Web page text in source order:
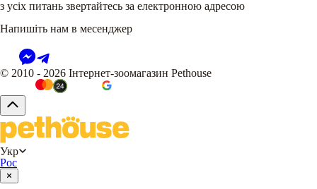
з усіх питань звертайтесь за електронною адресою
Напишіть нам в месенджер
© 2010 - 2026 Інтернет-зоомагазин Pethouse
Укр
Рос